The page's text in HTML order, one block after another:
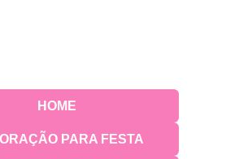
HOME
PARA FESTA